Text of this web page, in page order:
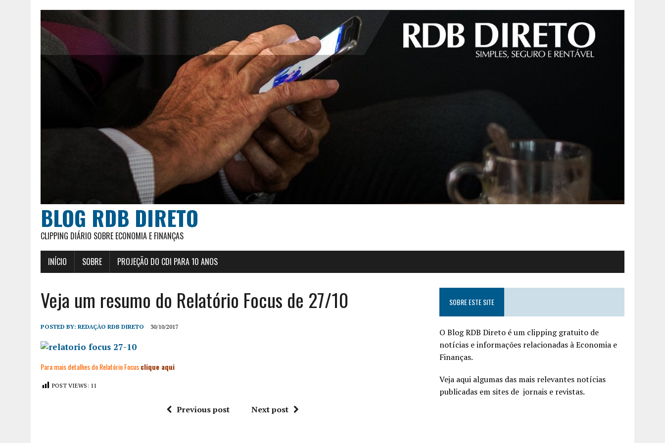
BLOG RDB DIRETO
CLIPPING DIÁRIO SOBRE ECONOMIA E FINANÇAS
INÍCIO SOBRE PROJEÇÃO DO CDI PARA 10 ANOS
Veja um resumo do Relatório Focus de 27/10
POSTED BY: REDAÇÃO RDB DIRETO 30/10/2017
Para mais detalhes do Relatório Focusclique aqui
POST VIEWS: 11
Previous post Next post
SOBRE ESTE SITE
O Blog RDB Direto é um clipping gratuito de
notícias e informações relacionadas à Economia e
Finanças.
Veja aqui algumas das mais relevantes notícias
publicadas em sites de jornais e revistas.